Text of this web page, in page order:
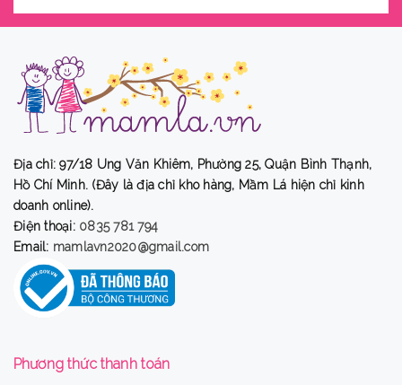
Địa chỉ: 97/18 Ung Văn Khiêm, Phường 25, Quận Bình Thạnh,
Hồ Chí Minh. (Đây là địa chỉ kho hàng, Mầm Lá hiện chỉ kinh
doanh online).
Điện thoại: 0835 781 794
Email: mamlavn2020@gmail.com
Phương thức thanh toán